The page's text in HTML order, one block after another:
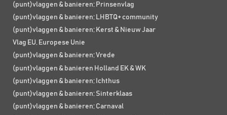
(punt)vlaggen & banieren; Prinsenvlag
(punt)vlaggen & banieren; LHBTQ+ community
(punt)vlaggen & banieren; Kerst & Nieuw Jaar
Vlag EU, Europese Unie
(punt)vlaggen & banieren; Vrede
(punt)vlaggen & banieren Holland EK & WK
(punt)vlaggen & banieren; Ichthus
(punt)vlaggen & banieren; Sinterklaas
(punt)vlaggen & banieren; Carnaval